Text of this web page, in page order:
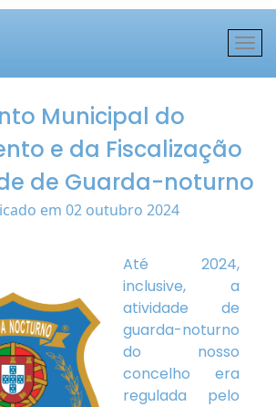
Municipal do
e da Fiscalização
de Guarda-noturno
em 02 outubro 2024
Até 2024,
inclusive, a
atividade de
guarda-noturno
do nosso
concelho era
regulada pelo